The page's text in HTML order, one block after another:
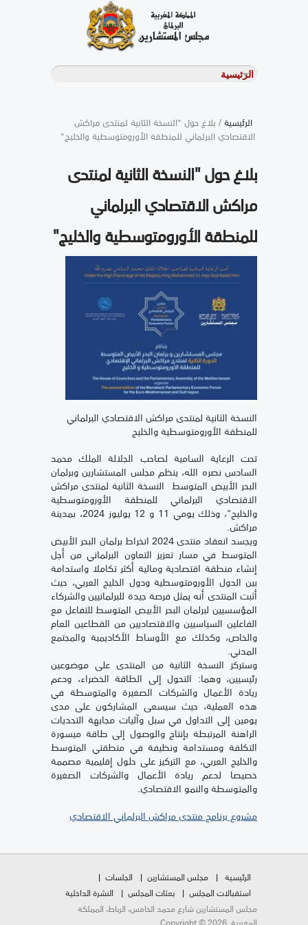
الرئيسية/ بلاغ حول "النسخة الثانية لمنتدى مراكش
الاقتصادي البرلماني للمنطقة الأورومتوسطية والخليج"
بلاغ حول "النسخة الثانية لمنتدى
مراكش الاقتصادي البرلماني
للمنطقة الأورومتوسطية والخليج"
النسخة الثانية لمنتدى مراكش الاقتصادي البرلماني
للمنطقة الأورومتوسطية والخليج
تحت الرعاية السامية لصاحب الجلالة الملك محمد
السادس نصره الله، ينظم مجلس المستشارين وبرلمان
البحر الأبيض المتوسط النسخة الثانية لمنتدى مراكش
الاقتصادي البرلماني للمنطقة الأورومتوسطية
والخليج"، وذلك يومي 11 و 12 يوليوز 2024، بمدينة
مراكش.
ويجسد انعقاد منتدى 2024 انخراط برلمان البحر الأبيض
المتوسط في مسار تعزيز التعاون البرلماني من أجل
إنشاء منطقة اقتصادية ومالية أكثر تكاملا واستدامة
بين الدول الأورومتوسطية ودول الخليج العربي، حيث
أثبت المنتدى أنه يمثل فرصة جيدة للبرلمانيين والشركاء
المؤسسيين لبرلمان البحر الأبيض المتوسط للتفاعل مع
الفاعلين السياسيين والاقتصاديين من القطاعين العام
والخاص، وكذلك مع الأوساط الأكاديمية والمجتمع
المدني.
وستركز النسخة الثانية من المنتدى على موضوعين
رئيسيين، وهما: التحول إلى الطاقة الخضراء، ودعم
ريادة الأعمال والشركات الصغيرة والمتوسطة في
هذه العملية، حيث سيسعى المشاركون على مدى
يومين إلى التداول في سبل وآليات مجابهة التحديات
الراهنة المرتبطة بإنتاج والوصول إلى طاقة ميسورة
التكلفة ومستدامة ونظيفة في منطقتي المتوسط
والخليج العربي، مع التركيز على حلول إقليمية مصممة
خصيصا لدعم ريادة الأعمال والشركات الصغيرة
والمتوسطة والنمو الاقتصادي.
مشروع برنامج منتدى مراكش البرلماني الاقتصادي
الرئيسية مجلس المستشارين
الجلسات
استقبالات المجلس
بعثات المجلس
النشرة الداخلية
مجلس المستشارين شارع محمد الخامس، الرباط، المملكة
المغربية. Copyright © 2026